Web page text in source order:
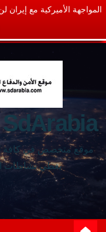
المواجهة الأميركية مع إيران
SdArabia
موقع متخصص في كافة
يغطي نشاطات